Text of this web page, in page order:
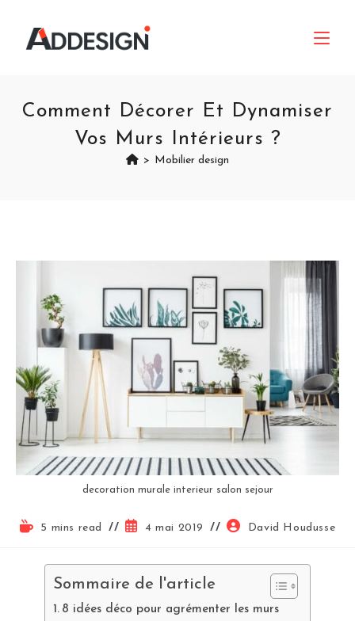
Comment Décorer Et Dynamiser
Vos Murs Intérieurs ?
> Mobilier design
decoration murale interieur salon sejour
5 mins read 4 mai 2019 David Houdusse
Sommaire de l'article
8 idées déco pour agrémenter les murs